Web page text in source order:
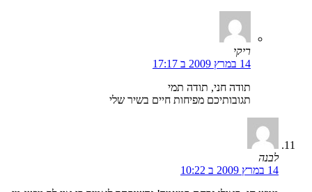
ריקי
14 במרץ 2009 ב 17:17
תודה חני, תודה תמי
תגובותיכם מפיחות חיים בשיר שלי
לבנה
14 במרץ 2009 ב 10:22